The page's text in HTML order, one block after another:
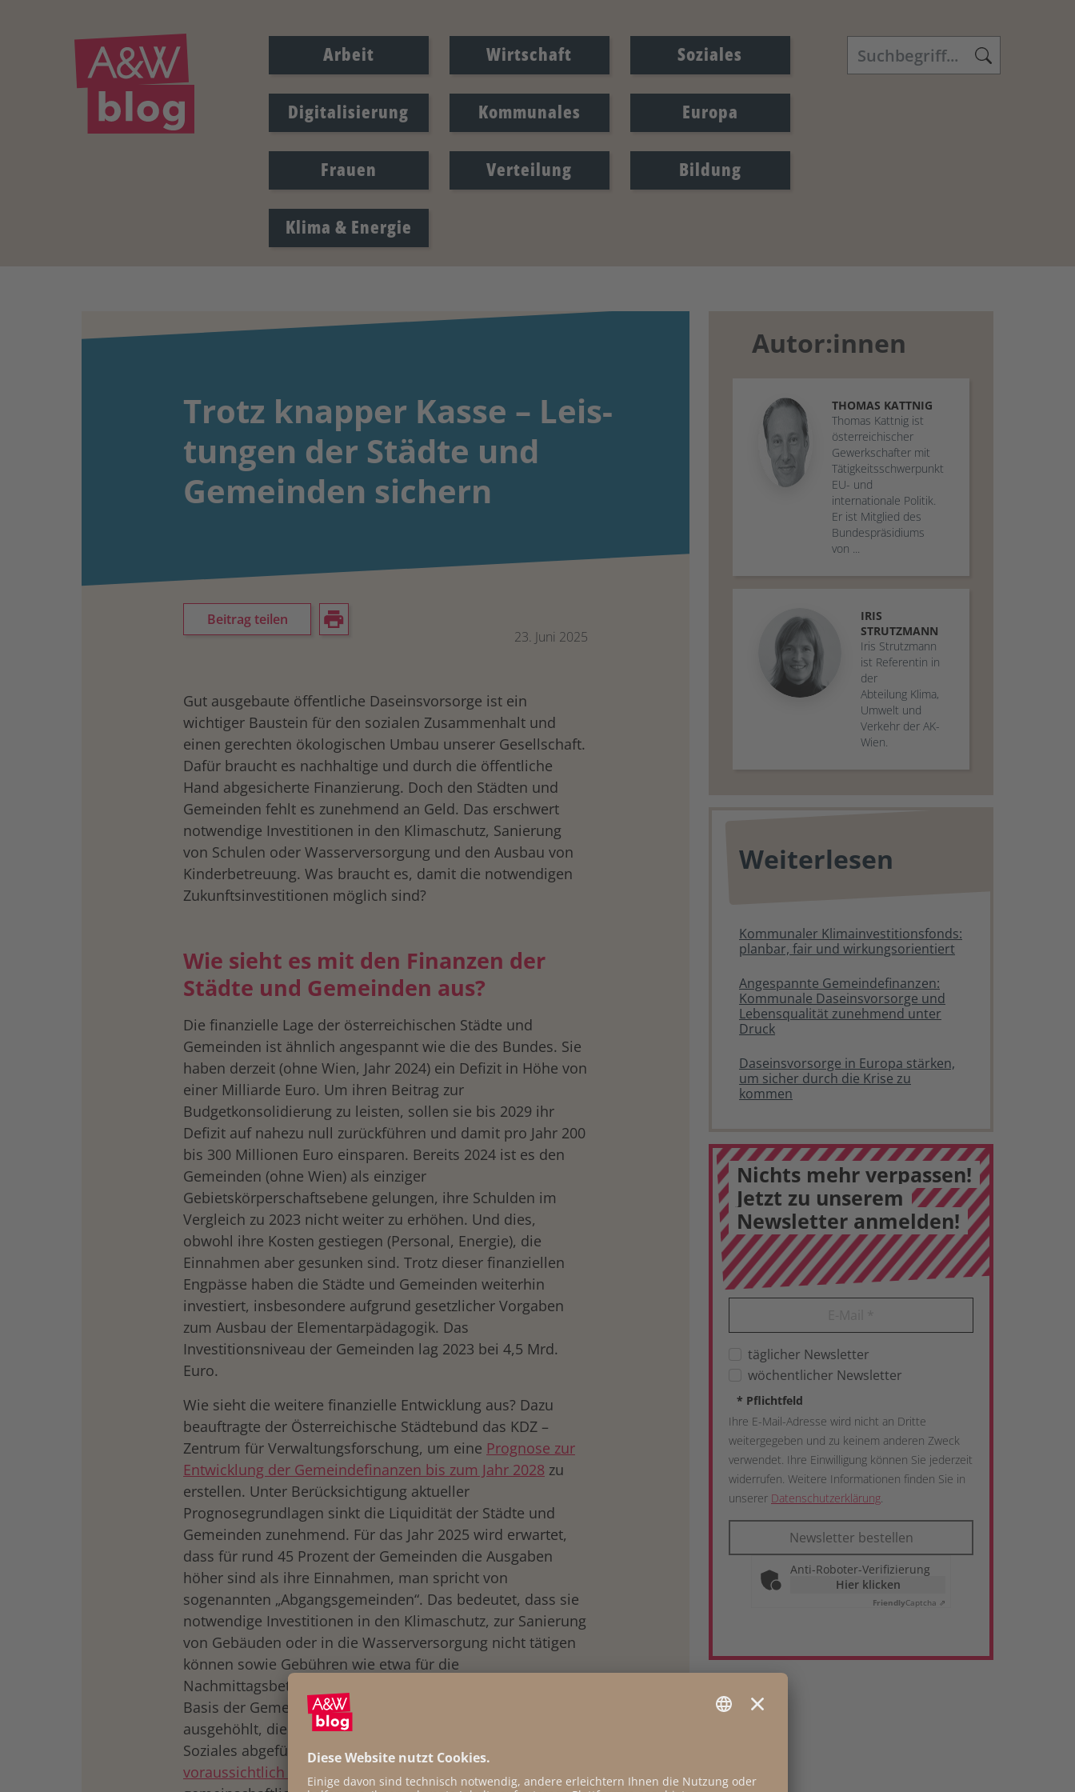
Arbeit Wirtschaft Soziales
Digitalisierung Kommunales Europa
Frauen Verteilung Bildung
Klima & Energie
Trotz knapper Kasse – Leis­
tungen der Städte und
Gemeinden sichern
Beitrag teilen
23. Juni 2025
Gut ausgebaute öffentliche Daseinsvorsorge ist ein
wichtiger Baustein für den sozialen Zusammenhalt und
einen gerechten ökologischen Umbau unserer Gesellschaft.
Dafür braucht es nachhaltige und durch die öffentliche
Hand abgesicherte Finanzierung. Doch den Städten und
Gemeinden fehlt es zunehmend an Geld. Das erschwert
notwendige Investitionen in den Klimaschutz, Sanierung
von Schulen oder Wasserversorgung und den Ausbau von
Kinderbetreuung. Was braucht es, damit die notwendigen
Zukunftsinvestitionen möglich sind?
Wie sieht es mit den Finanzen der
Städte und Gemeinden aus?
Die finanzielle Lage der österreichischen Städte und
Gemeinden ist ähnlich angespannt wie die des Bundes. Sie
haben derzeit (ohne Wien, Jahr 2024) ein Defizit in Höhe von
einer Milliarde Euro. Um ihren Beitrag zur
Budgetkonsolidierung zu leisten, sollen sie bis 2029 ihr
Defizit auf nahezu null zurückführen und damit pro Jahr 200
bis 300 Millionen Euro einsparen. Bereits 2024 ist es den
Gemeinden (ohne Wien) als einziger
Gebietskörperschaftsebene gelungen, ihre Schulden im
Vergleich zu 2023 nicht weiter zu erhöhen. Und dies,
obwohl ihre Kosten gestiegen (Personal, Energie), die
Einnahmen aber gesunken sind. Trotz dieser finanziellen
Engpässe haben die Städte und Gemeinden weiterhin
investiert, insbesondere aufgrund gesetzlicher Vorgaben
zum Ausbau der Elementarpädagogik. Das
Investitionsniveau der Gemeinden lag 2023 bei 4,5 Mrd.
Euro.
Wie sieht die weitere finanzielle Entwicklung aus? Dazu
beauftragte der Österreichische Städtebund das KDZ –
Zentrum für Verwaltungsforschung, um eine Prognose zur
Entwicklung der Gemeindefinanzen bis zum Jahr 2028 zu
erstellen. Unter Berücksichtigung aktueller
Prognosegrundlagen sinkt die Liquidität der Städte und
Gemeinden zunehmend. Für das Jahr 2025 wird erwartet,
dass für rund 45 Prozent der Gemeinden die Ausgaben
höher sind als ihre Einnahmen, man spricht von
sogenannten „Abgangsgemeinden“. Das bedeutet, dass sie
notwendige Investitionen in den Klimaschutz, zur Sanierung
von Gebäuden oder in die Wasserversorgung nicht tätigen
können sowie Gebühren wie etwa für die
Nachmittagsbetreuung erhöhen müssen. Die finanzielle
Basis der Gemeinden wird zunehmend durch Umlagen
ausgehöhlt, die an die Länder für Krankenanstalten und
Soziales abgeführt werden müssen. Bis2028 verbleiben
voraussichtlich nur noch 39 Cent von jedem Euro
aus dem
Autor:innen
THOMAS KATTNIG
Thomas Kattnig ist
österreichischer
Gewerkschafter mit
Tätigkeitsschwerpunkt
EU- und
internationale Politik.
Er ist Mitglied des
Bundespräsidiums
von ...
IRIS
STRUTZMANN
Iris Strutzmann
ist Referentin in
der
Abteilung Klima,
Umwelt und
Verkehr der AK-
Wien.
Weiterlesen
Kommunaler Klimainvestitionsfonds:
planbar, fair und wirkungsorientiert
Angespannte Gemeindefinanzen:
Kommunale Daseinsvorsorge und
Lebensqualität zunehmend unter
Druck
Daseinsvorsorge in Europa stärken,
um sicher durch die Krise zu
kommen
Nichts mehr verpassen!
Jetzt zu unserem
Newsletter anmelden!
täglicher Newsletter
wöchentlicher Newsletter
* Pflichtfeld
Ihre E-Mail-Adresse wird nicht an Dritte
weitergegeben und zu keinem anderen Zweck
verwendet. Ihre Einwilligung können Sie jederzeit
widerrufen. Weitere Informationen finden Sie in
unserer Datenschutzerklärung.
Newsletter bestellen
Anti-Roboter-Verifizierung
Hier klicken
FriendlyCaptcha ⇗